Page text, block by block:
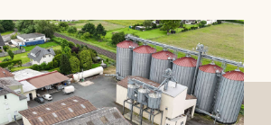
-
09:00 Mo.